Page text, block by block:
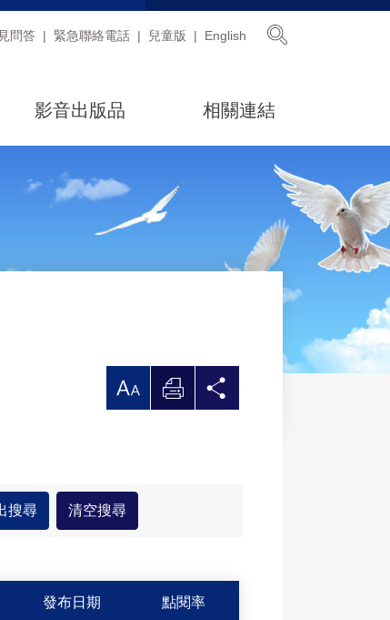
問答 緊急聯絡電話 兒童版 English
影音出版品 相關連結
放 列
發布日期 點閱率